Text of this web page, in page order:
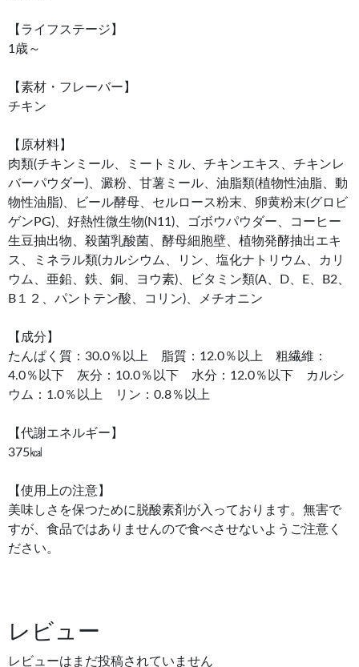
【ライフステージ】
1歳～
【素材・フレーバー】
チキン
【原材料】
肉類(チキンミール、ミートミル、チキンエキス、チキンレ
バーパウダー)、澱粉、甘薯ミール、油脂類(植物性油脂、動
物性油脂)、ビール酵母、セルロース粉末、卵黄粉末(グロビ
ゲンPG)、好熱性微生物(N11)、ゴボウパウダー、コーヒー
生豆抽出物、殺菌乳酸菌、酵母細胞壁、植物発酵抽出エキ
ス、ミネラル類(カルシウム、リン、塩化ナトリウム、カリ
ウム、亜鉛、鉄、銅、ヨウ素)、ビタミン類(A、D、E、B2、
B１２、パントテン酸、コリン)、メチオニン
【成分】
たんぱく質：30.0％以上 脂質：12.0％以上 粗繊維：
4.0％以下 灰分：10.0％以下 水分：12.0％以下 カルシ
ウム：1.0％以上 リン：0.8％以上
【代謝エネルギー】
375㎉
【使用上の注意】
美味しさを保つために脱酸素剤が入っております。無害で
すが、食品ではありませんので食べさせないようご注意く
ださい。
レビュー
レビューはまだ投稿されていません